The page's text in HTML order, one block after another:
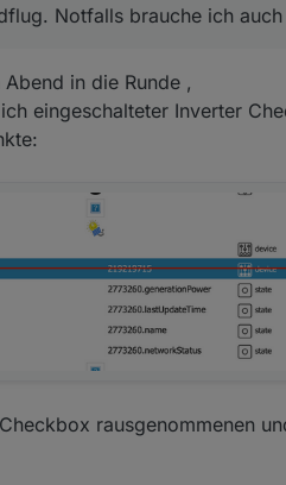
Notfalls brauche ich
in die Runde ,
eingeschalteter Inverter
rausgenommenen